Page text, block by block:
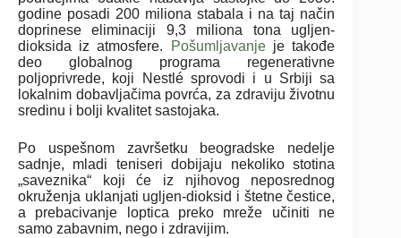
godine posadi 200 miliona stabala i na taj način
doprinese eliminaciji 9,3 miliona tona ugljen-
dioksida iz atmosfere.
Pošumljavanjeje takođe
deo globalnog programa regenerativne
poljoprivrede, koji Nestlé sprovodi i u Srbiji sa
lokalnim dobavljačima povrća, za zdraviju životnu
sredinu i bolji kvalitet sastojaka.
Po uspešnom završetku beogradske nedelje
sadnje, mladi teniseri dobijaju nekoliko stotina
„saveznika“ koji će iz njihovog neposrednog
okruženja uklanjati ugljen-dioksid i štetne čestice,
a prebacivanje loptica preko mreže učiniti ne
samo zabavnim, nego i zdravijim.